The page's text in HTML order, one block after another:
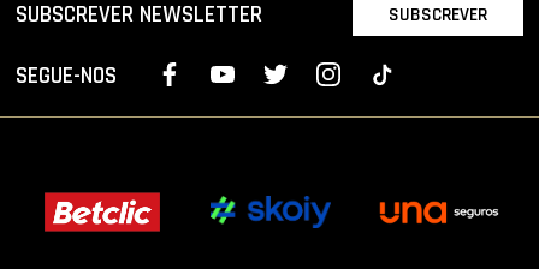
SUBSCREVER NEWSLETTER SUBSCREVER
SEGUE-NOS